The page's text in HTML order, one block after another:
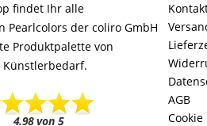
findet Ihr alle
Pearlcolors der coliro GmbH
Produktpalette von
AGB